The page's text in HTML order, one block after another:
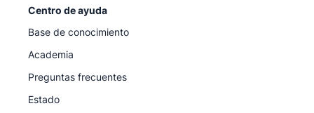
Centro de ayuda
Base de conocimiento
Academia
Preguntas frecuentes
Estado